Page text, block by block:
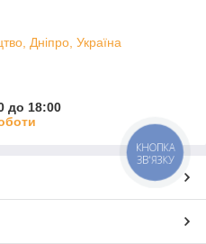
Дніпро, Україна
до 18:00
КНОПКА
ЗВ'ЯЗКУ